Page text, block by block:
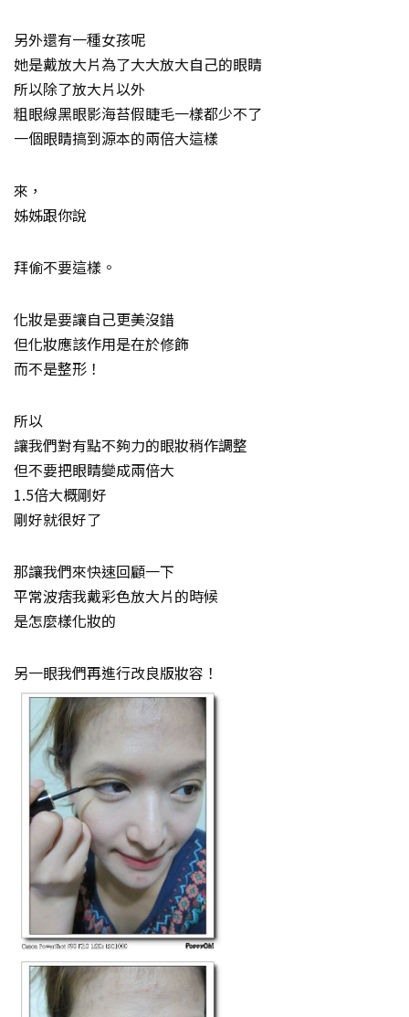
另外還有一種女孩呢
她是戴放大片為了大大放大自己的眼睛
所以除了放大片以外
粗眼線黑眼影海苔假睫毛一樣都少不了
一個眼睛搞到源本的兩倍大這樣
來，
姊姊跟你說
拜偷不要這樣。
化妝是要讓自己更美沒錯
但化妝應該作用是在於修飾
而不是整形！
所以
讓我們對有點不夠力的眼妝稍作調整
但不要把眼睛變成兩倍大
1.5倍大概剛好
剛好就很好了
那讓我們來快速回顧一下
平常波痞我戴彩色放大片的時候
是怎麼樣化妝的
另一眼我們再進行改良版妝容！